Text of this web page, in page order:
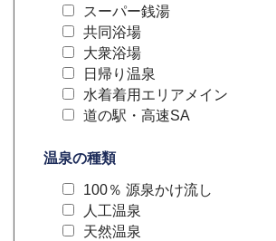
スーパー銭湯
共同浴場
大衆浴場
日帰り温泉
水着着用エリアメイン
道の駅・高速SA
温泉の種類
100％ 源泉かけ流し
人工温泉
天然温泉